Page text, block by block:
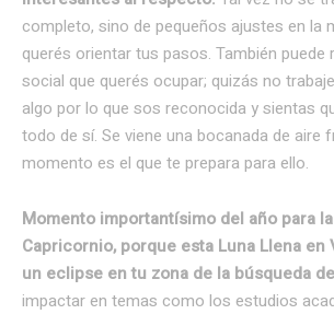
completo, sino de pequeños ajustes en la
querés orientar tus pasos. También puede
social que querés ocupar; quizás no
algo por lo que sos reconocida y sientas
todo de sí. Se viene una bocanada de aire
momento es el que te prepara para ello.
Momento importantísimo del año para
Capricornio, porque esta Luna Llena en
un eclipse en tu zona de la búsqueda
impactar en temas como los estudios